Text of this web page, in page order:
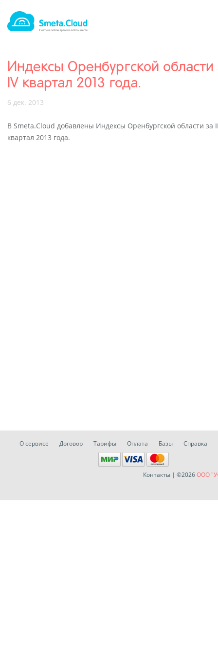
Индексы Оренбургской области
IV квартал 2013 года.
6 дек. 2013
В Smeta.Cloud добавлены Индексы Оренбургской области за
квартал 2013 года.
О сервисе Договор Тарифы Оплата Базы Справка
Контакты | ©2026ООО